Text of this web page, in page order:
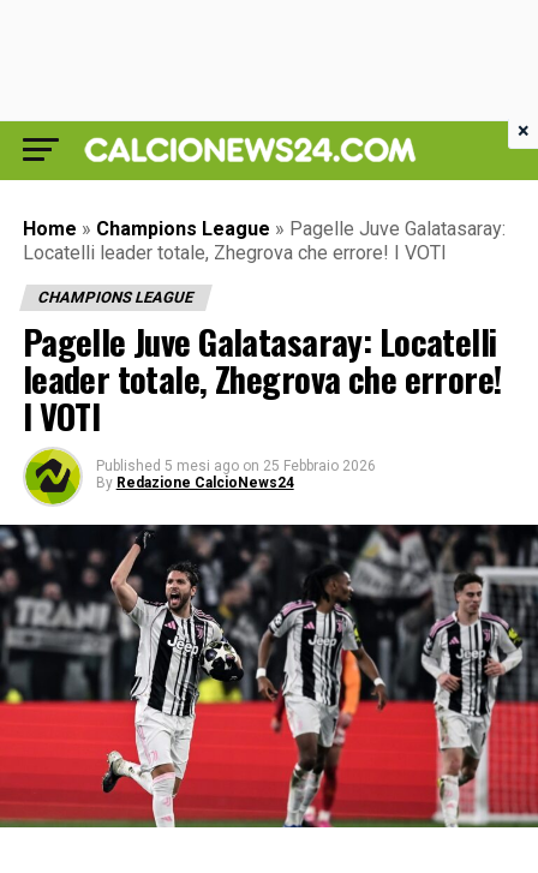
Home » Champions League » Pagelle Juve Galatasaray:
Locatelli leader totale, Zhegrova che errore! I VOTI
CHAMPIONS LEAGUE
Pagelle Juve Galatasaray: Locatelli
leader totale, Zhegrova che errore!
I VOTI
Published 5 mesi ago on 25 Febbraio 2026
By Redazione CalcioNews24
×